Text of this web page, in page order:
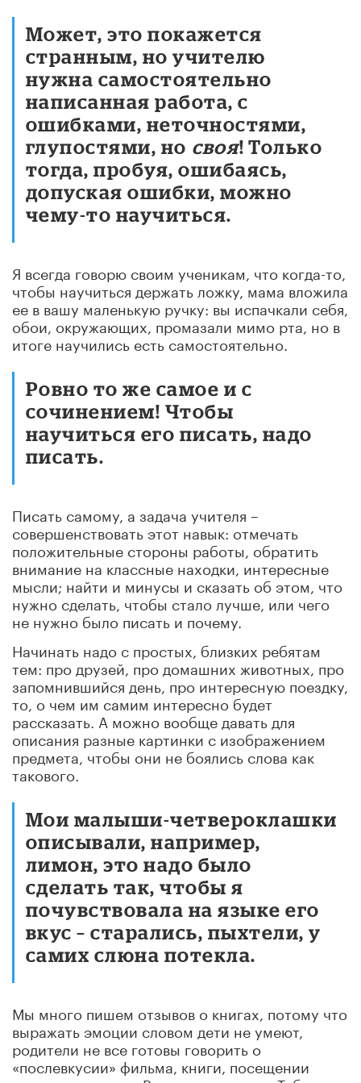
Может, это покажется
странным, но учителю
нужна самостоятельно
написанная работа, с
ошибками, неточностями,
глупостями, но своя! Только
тогда, пробуя, ошибаясь,
допуская ошибки, можно
чему-то научиться.
Я всегда говорю своим ученикам, что когда-то,
чтобы научиться держать ложку, мама вложила
ее в вашу маленькую ручку: вы испачкали себя,
обои, окружающих, промазали мимо рта, но в
итоге научились есть самостоятельно.
Ровно то же самое и с
сочинением! Чтобы
научиться его писать, надо
писать.
Писать самому, а задача учителя –
совершенствовать этот навык: отмечать
положительные стороны работы, обратить
внимание на классные находки, интересные
мысли; найти и минусы и сказать об этом, что
нужно сделать, чтобы стало лучше, или чего
не нужно было писать и почему.
Начинать надо с простых, близких ребятам
тем: про друзей, про домашних животных, про
запомнившийся день, про интересную поездку,
то, о чем им самим интересно будет
рассказать. А можно вообще давать для
описания разные картинки с изображением
предмета, чтобы они не боялись слова как
такового.
Мои малыши-четвероклашки
описывали, например,
лимон, это надо было
сделать так, чтобы я
почувствовала на языке его
вкус – старались, пыхтели, у
самих слюна потекла.
Мы много пишем отзывов о книгах, потому что
выражать эмоции словом дети не умеют,
родители не все готовы говорить о
«послевкусии» фильма, книги, посещении